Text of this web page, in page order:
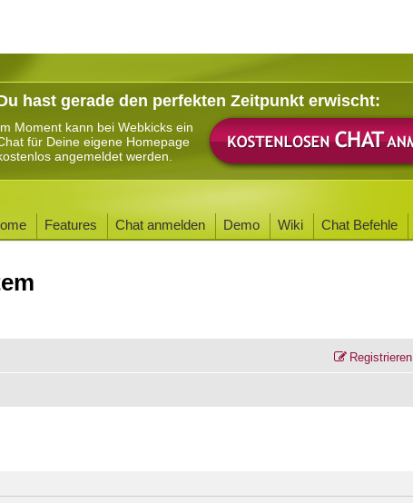
hast gerade den perfekten Zeitpunkt erwischt:
Moment kann bei Webkicks ein
für Deine eigene Homepage
angemeldet werden.
Features Chat anmelden Demo Wiki Chat Befehle
Registrieren